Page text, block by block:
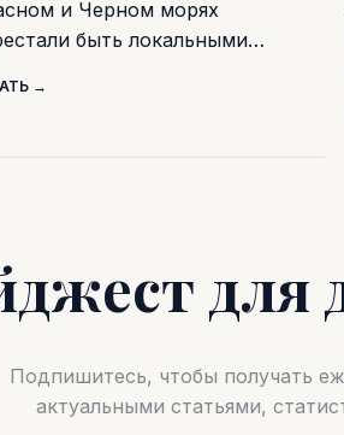
и Черном морях
быть локальными…
→
для
Подпишитесь, чтобы получать
актуальными статьями,